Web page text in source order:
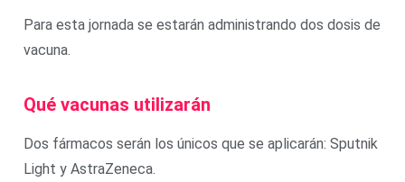
Para esta jornada se estarán administrando dos dosis de
vacuna.
Qué vacunas utilizarán
Dos fármacos serán los únicos que se aplicarán: Sputnik
Light y AstraZeneca.